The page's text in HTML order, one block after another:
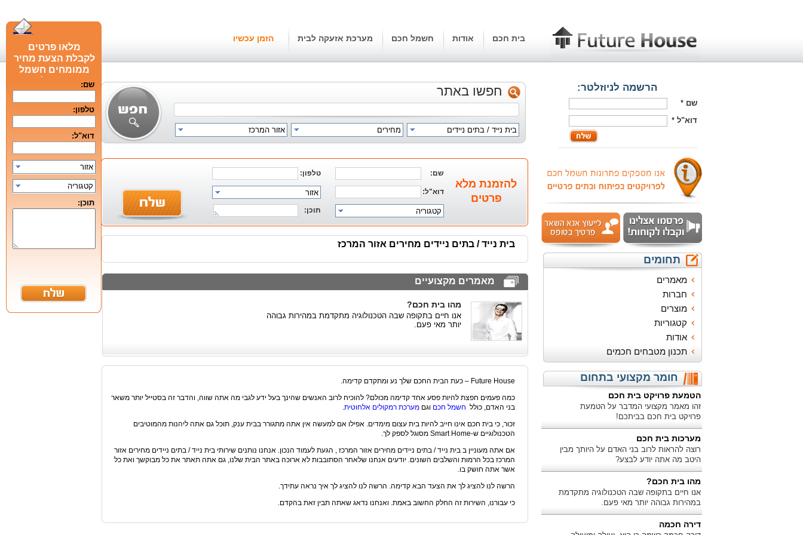
בית חכם אודות חשמל חכם מערכת אזעקה לבית הזמן עכשיו
הרשמה לניוזלטר:
שם *
דוא"ל *
תחומים
מאמרים
חברות
מוצרים
קטגוריות
אודות
תכנון מטבחים חכמים
חומר מקצועי בתחום
הטמעת פרויקט בית חכם
זהו מאמר מקצועי המדבר על הטמעת
פרויקט בית חכם בביתכם!
מערכות בית חכם
רוצה להראות לרוב בני האדם על היותך מבין
היטב מה אתה יודע לבצע?
מהו בית חכם?
אנו חיים בתקופה שבה הטכנולוגיה מתקדמת
במהירות גבוהה יותר מאי פעם.
דירה חכמה
חפשו באתר
בית נייד / בתים ניידים מחירים אזור המרכז
להזמנת מלא
פרטים
שם: טלפון:
דוא"ל: אזור
קטגוריה תוכן:
בית נייד / בתים ניידים מחירים אזור המרכז
מאמרים מקצועיים
מהו בית חכם?
אנו חיים בתקופה שבה הטכנולוגיה מתקדמת במהירות גבוהה
יותר מאי פעם.
Future House – כעת הבית החכם שלך נע ומתקדם קדימה.
כמה פעמים חפצת להיות פסע אחד קדימה מכולם? להוכיח לרוב האנשים שהינך בעל ידע לגבי מה אתה שווה, והדבר זה בסטייל יותר משאר
בני האדם, כולל חשמל חכם וגם מערכת רמקולים אלחוטית.
זכור, כי בית חכם אינו חייב להיות בית עצום מימדים. אפילו אם למעשה אין אתה מתגורר בבית ענק, תוכל גם אתה ליהנות מהמוטיבים
הטכנולוגיים ש-Smart Home מסוגל לספק לך.
אם אתה מעוניין ב בית נייד / בתים ניידים מחירים אזור המרכז , הגעת לעמוד הנכון. אנחנו נותנים שירותי בית נייד / בתים ניידים מחירים אזור
המרכז בכל הרמות והשלבים השונים. יודעים אנחנו שלאחר הסתובבות לא ארוכה באתר הבית שלנו, גם אתה תאתר את כל מבוקשך ואת כל
אשר אתה חושק בו.
הרשה לנו להציג לך את הצעד הבא קדימה. הרשה לנו להציג לך איך נראה עתידך.
כי עבורנו, השירות זה החלק החשוב באמת. ואנחנו נדאג שאתה תבין זאת בהקדם.
מלאו פרטים
לקבלת הצעת מחיר
ממומחים חשמל
חכם מומלציםשם:
טלפון:
דוא"ל:
אזור
קטגוריה
תוכן: